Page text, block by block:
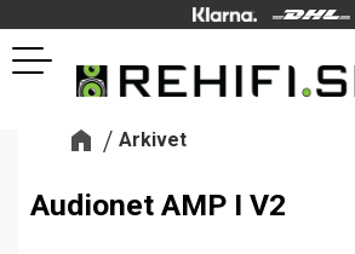
Meny
Arkivet
Audionet AMP I V2